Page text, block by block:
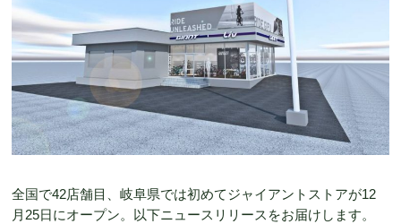
全国で42店舗目、岐阜県では初めてジャイアントストアが12
月25日にオープン。以下ニュースリリースをお届けします。